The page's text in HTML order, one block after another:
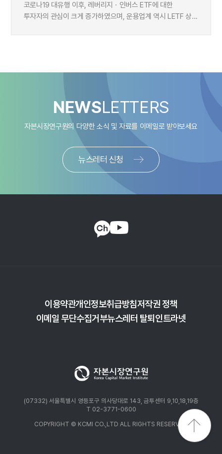
코로나19 대유행 이후, 레버리지ㆍ인버스 ETF에 대한
투자자의 관심이 크게 증가하였으며, 운용업계 역시 LETF 상품
지수를 추종하는 경우가 많다. 향후 소수점 배율 상품의 출시도
예정되어 있어, 앞으로 상품의 다양성이 더욱 확대될 것으로
미치는 요인을 다각도로 분석하였다. 먼저, 상품의 구조적
측면에서 살펴보면, 투자성과에 가장 큰 영향을 미치는 요인은
단연 복리효과다. 복리효과는 기초지수의 보유기간
누적수익률과 분산(변동성)에 민감하게 반응하였으며,
누적수익률이 0에 가까울수록, 그리고 분산이 클수록 음의
복리효과가 발생할 확률이 높았다. 그러나 0과 1사이의 소수점
배율 구간(예: +0.5배)에서는 정반대의 효과를 보였다. 즉,
누적수익률이 0에 가까울수록, 그리고 분산이 클수록 오히려
초과성과에 영향을 미치는 중요한 요인으로 나타났다.
다음으로 투자자의 거래 행태적 측면에서 살펴보면,
투자손실의 주된 원인이 되었다. 또한 지나치게 잦은 거래 역시
개인투자자의 투자성과를 지속적으로 악화시키는 결과를
초래했다. 이는 결국 레버리지ㆍ인버스 ETF가 투자자의
NEWSLETTERS
자본시장연구원의 다양한 소식 및 자료를 이메일로 받아보세요
뉴스레터 신청
이용약관개인정보취급방침저작권 정책
이메일 무단수집거부뉴스레터 탈퇴 인트라넷
(07332) 서울특별시 영등포구 의사당대로 143, 금투센터 9,10,18,19층
T 02-3771-0600
COPYRIGHT © KCMI CO.,LTD ALL RIGHTS RESERVED.